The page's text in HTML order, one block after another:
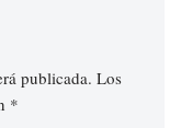
publicada. Los
*